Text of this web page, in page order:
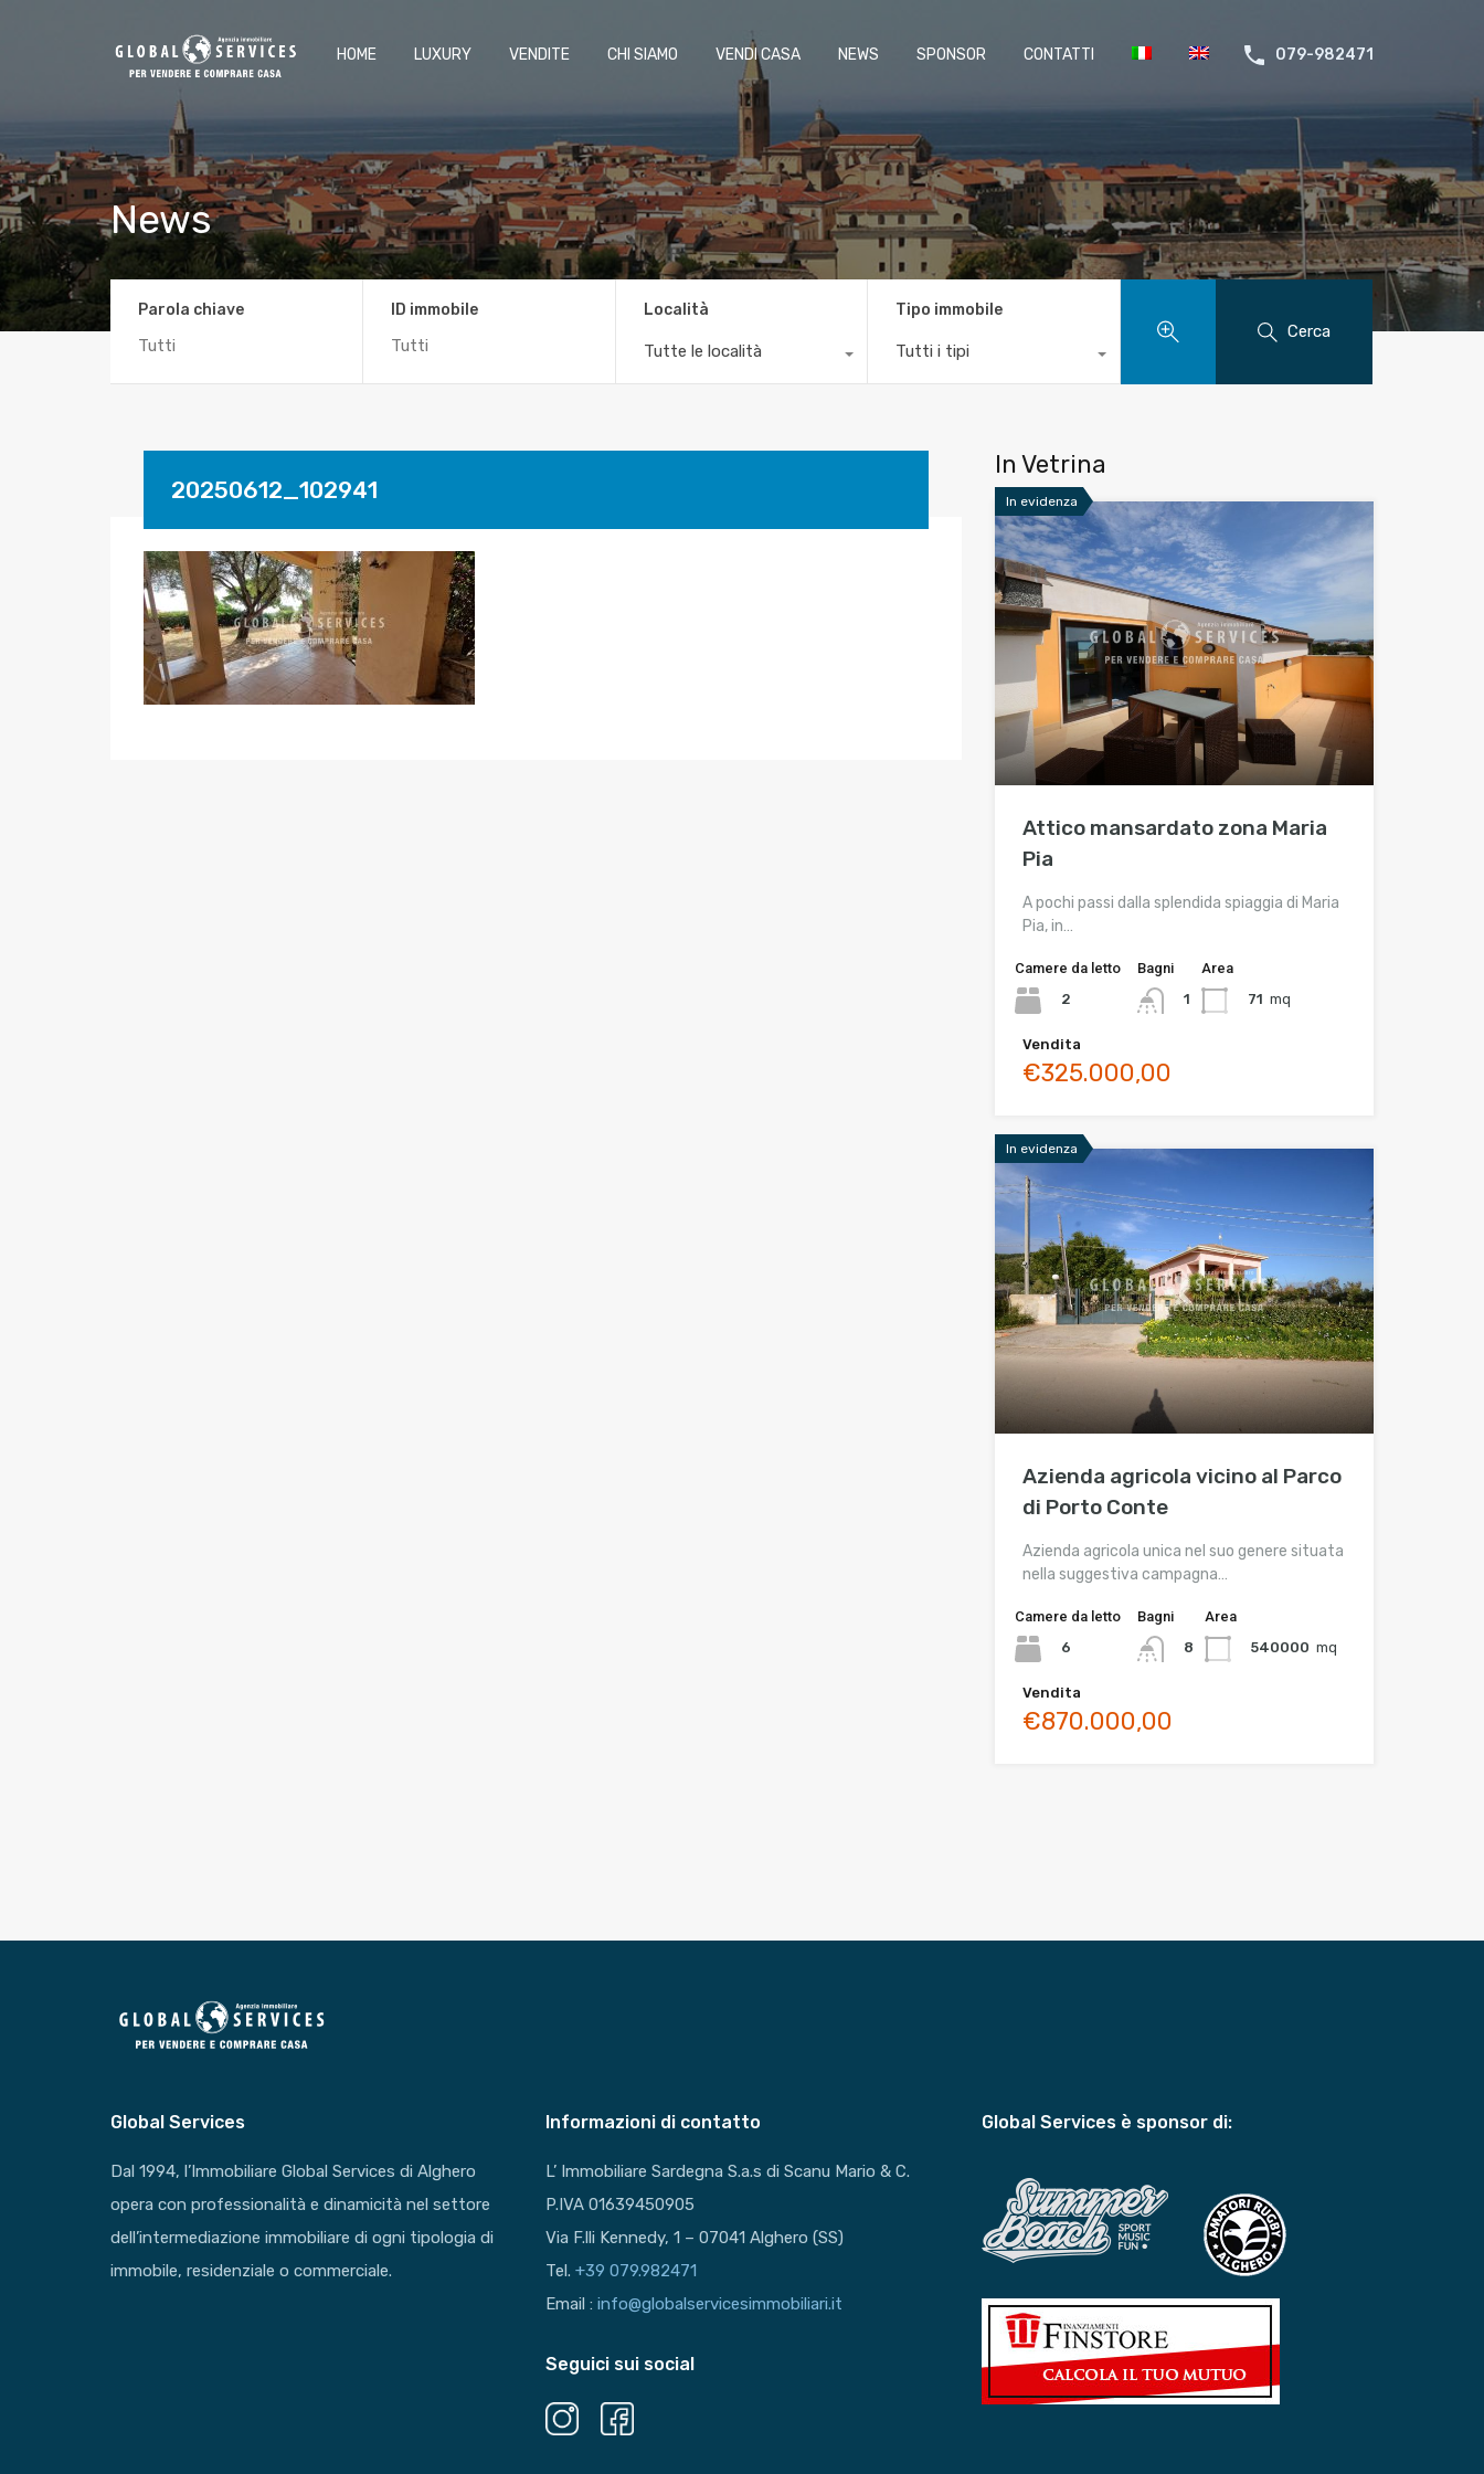
HOME LUXURY VENDITE CHI SIAMO VENDI CASA NEWS SPONSOR CONTATTI 079-982471
News
Parola chiave ID immobile Località
Tutte le località
Tipo immobile
Tutti i tipi
Cerca
20250612_102941
In Vetrina
In evidenza
Attico mansardato zona Maria
Pia
A pochi passi dalla splendida spiaggia di Maria
Pia, in…
Camere da letto
2
Bagni
1
Area
71 mq
Vendita
€325.000,00
In evidenza
Azienda agricola vicino al Parco
di Porto Conte
Azienda agricola unica nel suo genere situata
nella suggestiva campagna…
Camere da letto
6
Bagni
8
Area
540000 mq
Vendita
€870.000,00
Global Services
Dal 1994, l’Immobiliare Global Services di Alghero
opera con professionalità e dinamicità nel settore
dell’intermediazione immobiliare di ogni tipologia di
immobile, residenziale o commerciale.
Informazioni di contatto
L’ Immobiliare Sardegna S.a.s di Scanu Mario & C.
P.IVA 01639450905
Via F.lli Kennedy, 1 – 07041 Alghero (SS)
Tel.+39 079.982471
Email :info@globalservicesimmobiliari.it
Seguici sui social
Global Services è sponsor di: